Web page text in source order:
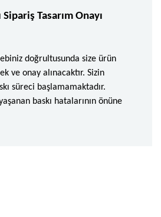
Tasarım Onayı
doğrultusunda size ürün
ve onay alınacaktır. Sizin
süreci başlamamaktadır.
baskı hatalarının önüne